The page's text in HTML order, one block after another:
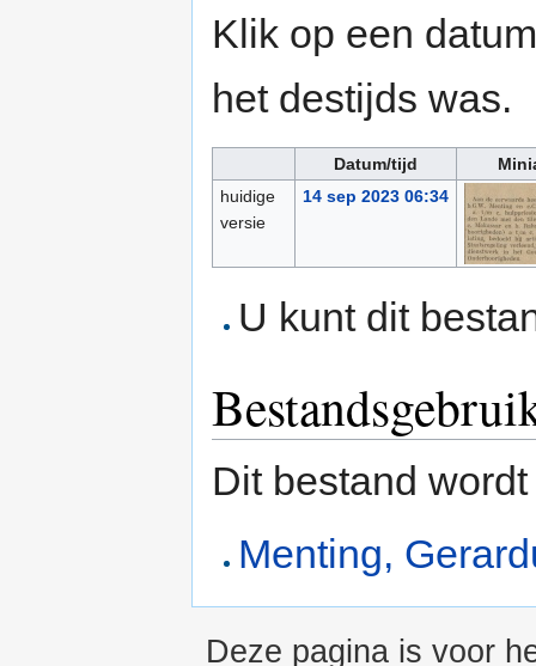
Klik op een
het destijds was.
Datum/tijd
huidige
versie
14 sep 2023 06:34
U kunt dit
Dit bestand
Menting,
Deze pagina is voor